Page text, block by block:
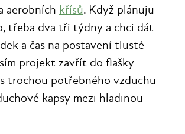
aerobních křísů. Když plánuju
třeba dva tři týdny a chci dát
a čas na postavení tlusté
projekt zavřít do flašky
trochou potřebného vzduchu
kapsy mezi hladinou